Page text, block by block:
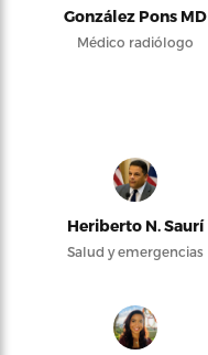
González Pons MD
Médico radiólogo
Heriberto N. Saurí
Salud y emergencias